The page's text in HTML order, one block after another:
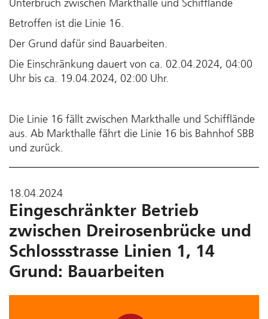
Unterbruch zwischen Markthalle und Schifflände
Betroffen ist die Linie 16.
Der Grund dafür sind Bauarbeiten.
Die Einschränkung dauert von ca. 02.04.2024, 04:00
Uhr bis ca. 19.04.2024, 02:00 Uhr.
Die Linie 16 fällt zwischen Markthalle und Schifflände
aus. Ab Markthalle fährt die Linie 16 bis Bahnhof SBB
und zurück.
18.04.2024
Eingeschränkter Betrieb
zwischen Dreirosenbrücke und
Schlossstrasse Linien 1, 14
Grund: Bauarbeiten